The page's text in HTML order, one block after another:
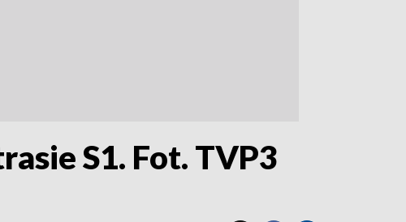
S1. Fot. TVP3